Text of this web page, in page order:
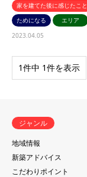
家を建てた後に感じたこと
ためになる
エリア
2023.04.05
1件中 1件を表示
ジャンル
地域情報
新築アドバイス
こだわりポイント